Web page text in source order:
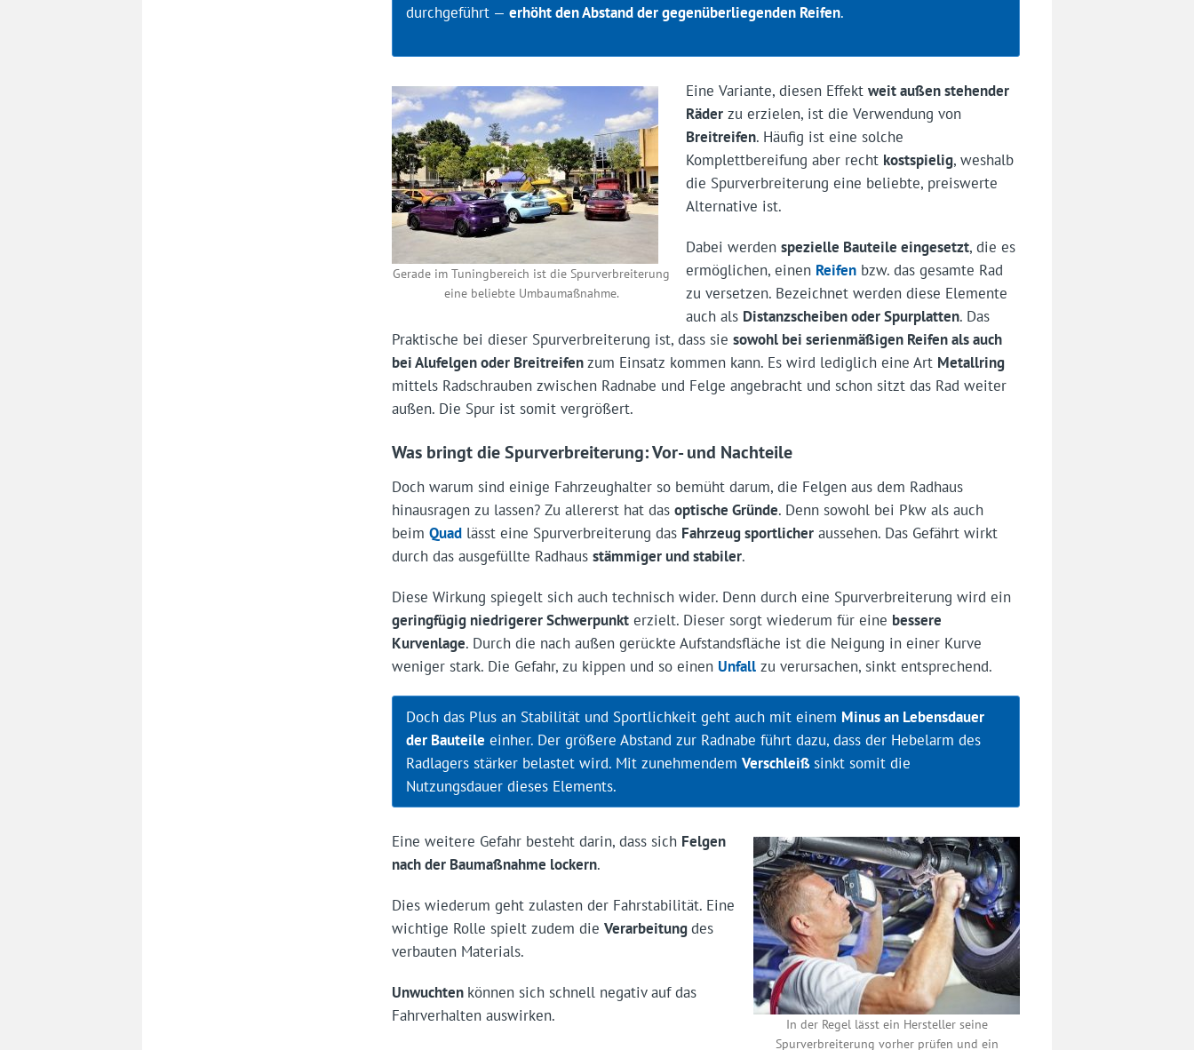
durchgeführt — erhöht den Abstand der gegenüberliegenden Reifen.
Gerade im Tuningbereich ist die Spurverbreiterung
eine beliebte Umbaumaßnahme.
Eine Variante, diesen Effektweit außen stehender
Räder zu erzielen, ist die Verwendung von
Breitreifen. Häufig ist eine solche
Komplettbereifung aber recht kostspielig, weshalb
die Spurverbrei­terung eine beliebte, preiswerte
Alternative ist.
Dabei werdenspezielle Bauteile eingesetzt, die es
ermöglichen, einen Reifen bzw. das gesamte Rad
zu versetzen. Bezeichnet werden diese Elemente
auch als Distanzscheiben oder Spurplatten. Das
Praktische bei dieser Spurverbreiterung ist, dass sie sowohl bei serienmäßigen Reifen als auch
bei Alufelgen oder Breitreifenzum Einsatz kommen kann. Es wird lediglich eine Art Metallring
mittels Radschrauben zwischen Radnabe und Felge angebracht und schon sitzt das Rad weiter
außen. Die Spur ist somit vergrößert.
Was bringt die Spurverbreiterung: Vor- und Nachteile
Doch warum sind einige Fahrzeughalter so bemüht darum, die Felgen aus dem Radhaus
hinausragen zu lassen? Zu allererst hat das optische Gründe. Denn sowohl bei Pkw als auch
beim Quadlässt eine Spurverbreiterung das Fahrzeug sportlicheraussehen. Das Gefährt wirkt
durch das ausgefüllte Radhaus stämmiger und stabiler.
Diese Wirkung spiegelt sich auch technisch wider. Denn durch eine Spurverbrei­terung wird ein
geringfügig niedrigerer Schwerpunkterzielt. Dieser sorgt wiederum für eine bessere
Kurvenlage. Durch die nach außen gerückte Aufstands­fläche ist die Neigung in einer Kurve
weniger stark. Die Gefahr, zu kippen und so einen Unfallzu verursachen, sinkt entsprechend.
Doch das Plus an Stabilität und Sportlichkeit geht auch mit einem Minus an Lebensdauer
der Bauteile einher. Der größere Abstand zur Radnabe führt dazu, dass der Hebelarm des
Radlagers stärker belastet wird. Mit zunehmendem Verschleißsinkt somit die
Nutzungsdauer dieses Elements.
In der Regel lässt ein Hersteller seine
Spurverbreiterung vorher prüfen und ein
Eine weitere Gefahr besteht darin, dass sich Felgen
nach der Baumaßnahme lockern.
Dies wiederum geht zulasten der Fahrstabilität. Eine
wichtige Rolle spielt zudem die Verarbeitungdes
verbauten Materials.
Unwuchten können sich schnell negativ auf das
Fahrverhalten auswirken.